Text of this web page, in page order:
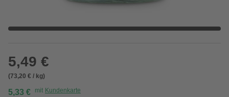
5,49 €
(73,20 € / kg)
5,33 € mit Kundenkarte